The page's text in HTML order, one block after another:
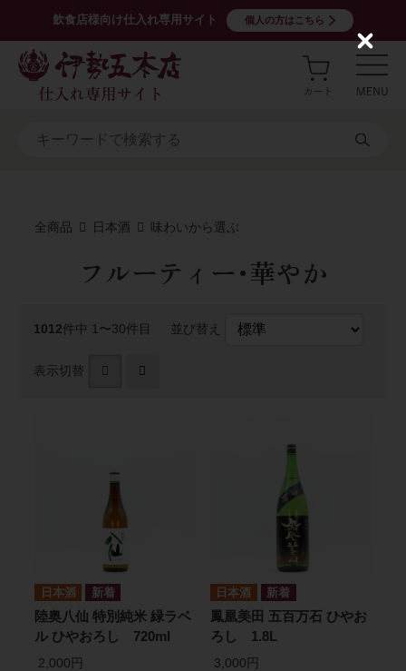
飲食店様向け仕入れ専用サイト 個人の方はこちら
全商品 日本酒 味わいから選ぶ
フルーティー･華やか
1012件中 1〜30件目 並び替え
表示切替
日本酒
陸奥八仙 特別純米 緑ラベ
ル ひやおろし 720ml
2,000円
日本酒
鳳凰美田 五百万石 ひやお
ろし 1.8L
3,000円
C
l
s